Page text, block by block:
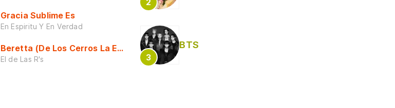
Gracia Sublime Es
En Espiritu Y En Verdad
Beretta (De Los Cerros La Escuela)
El de Las R's
BTS